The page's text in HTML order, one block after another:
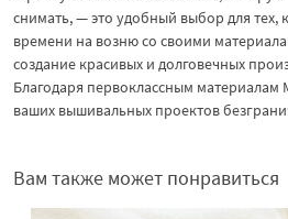
снимать, — это удобный выбор для тех,
времени на возню со своими
создание красивых и долговечных
Благодаря первоклассным
ваших вышивальных проектов
Вам также может понравиться